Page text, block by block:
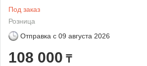
Под заказ
Розница
Отправка с 09 августа 2026
108 000 ₸